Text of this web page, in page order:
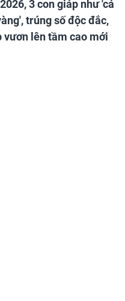
3 con giáp như 'cá
trúng số độc đắc,
vươn lên tầm cao mới